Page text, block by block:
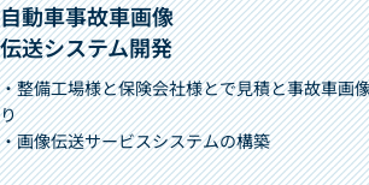
自動車事故車画像
伝送システム開発
・整備工場様と保険会社様とで見積と事故車画
り
・画像伝送サービスシステムの構築